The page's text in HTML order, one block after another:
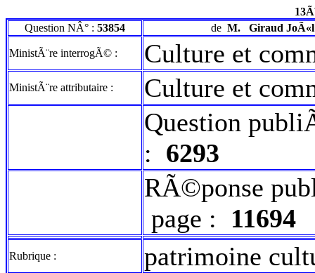
Question NÂ° : 53854 de M. Giraud JoÃ«l
MinistÃ¨re interrogÃ© : Culture et
MinistÃ¨re attributaire :
Culture et
Question
: 6293
RÃ©ponse
page : 11694
Rubrique : patrimoine